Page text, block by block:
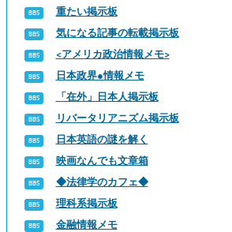
重たい掲示板
気になる記事の転載掲示板
<アメリカ政治情報メモ>
日本政界●情報メモ
「在外」日本人掲示板
リバータリアニズム掲示板
日本英語の謎を解く
映画なんでも文章箱
◆法律学のカフェ◆
理科系掲示板
金融情報メモ